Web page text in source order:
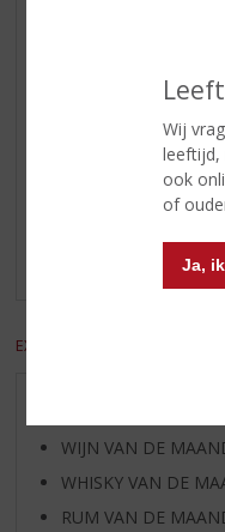
Wij
leeftijd,
ook
of
Ja,
Reviews
Er zijn nog geen
EXCL. BTW
WIJN VAN DE
WHISKY VAN DE
RUM VAN DE